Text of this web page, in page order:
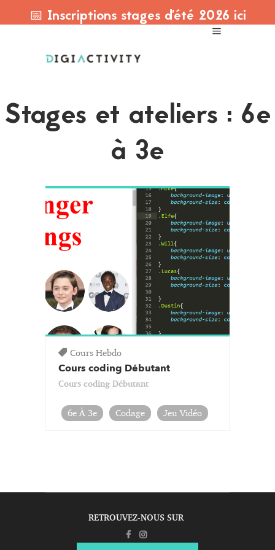
📅 Inscriptions stages d'été 2026 ici
Stages et ateliers : 6e
à 3e
Cours Hebdo
Cours coding Débutant
Cours coding Débutant
6e À 3e Codage Jeu Vidéo
RETROUVEZ-NOUS SUR